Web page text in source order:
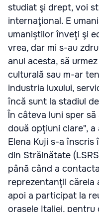
studiat şi drept, voi
internaţional. E
umaniştilor înveţi şi
vrea, dar mi s-au
anul acesta, să
culturală sau m-ar
industria luxului,
încă sunt la stadiul
În câteva luni sper
două opţiuni clare",
Elena Kuji s-a înscris
din Străinătate
până când a
reprezentanţii căreia
apoi a participat la
oraşele Italiei, pentru